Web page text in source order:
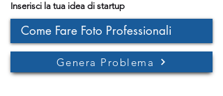
Inserisci la tua idea di startup
Genera Problema